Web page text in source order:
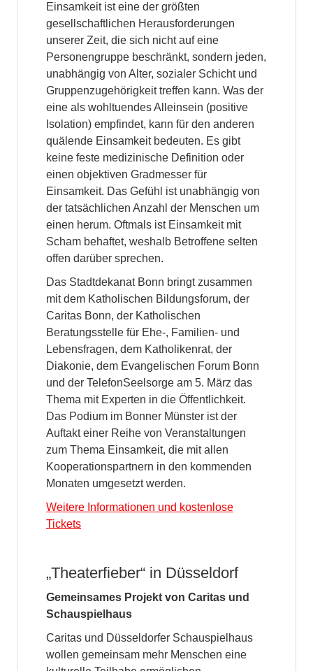
Einsamkeit ist eine der größten
gesellschaftlichen Herausforderungen
unserer Zeit, die sich nicht auf eine
Personengruppe beschränkt, sondern jeden,
unabhängig von Alter, sozialer Schicht und
Gruppenzugehörigkeit treffen kann. Was der
eine als wohltuendes Alleinsein (positive
Isolation) empfindet, kann für den anderen
quälende Einsamkeit bedeuten. Es gibt
keine feste medizinische Definition oder
einen objektiven Gradmesser für
Einsamkeit. Das Gefühl ist unabhängig von
der tatsächlichen Anzahl der Menschen um
einen herum. Oftmals ist Einsamkeit mit
Scham behaftet, weshalb Betroffene selten
offen darüber sprechen.
Das Stadtdekanat Bonn bringt zusammen
mit dem Katholischen Bildungsforum, der
Caritas Bonn, der Katholischen
Beratungsstelle für Ehe-, Familien- und
Lebensfragen, dem Katholikenrat, der
Diakonie, dem Evangelischen Forum Bonn
und der TelefonSeelsorge am 5. März das
Thema mit Experten in die Öffentlichkeit.
Das Podium im Bonner Münster ist der
Auftakt einer Reihe von Veranstaltungen
zum Thema Einsamkeit, die mit allen
Kooperationspartnern in den kommenden
Monaten umgesetzt werden.
Weitere Informationen und kostenlose
Tickets
„Theaterfieber“ in Düsseldorf
Gemeinsames Projekt von Caritas und
Schauspielhaus
Caritas und Düsseldorfer Schauspielhaus
wollen gemeinsam mehr Menschen eine